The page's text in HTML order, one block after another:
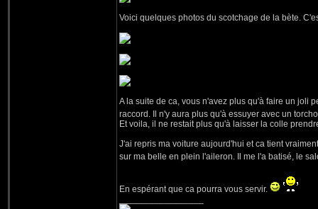
Voici quelques photos du scotchage de la bète.
A la suite de ca, vous n'avez plus qu'à faire un joli
raccord. Il n'y aura plus qu'à essuyer avec un
Et voila, il ne restait plus qu'à laisser la colle
J'ai repris ma voiture aujourd'hui et ca tient
sur ma belle en plein l'aileron. Il me l'a batisé, le
En espérant que ca pourra vous servir.